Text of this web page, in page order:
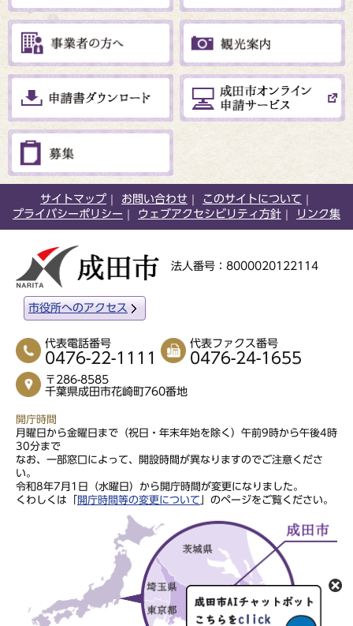
サイトマップ お問い合わせ
このサイトについて
プライバシーポリシー
ウェブアクセシビリティ方針 リンク集
法人番号：8000020122114
市役所へのアクセス
代表電話番号
0476-22-1111
代表ファクス番号
0476-24-1655
〒286-8585
千葉県成田市花崎町760番地
開庁時間
月曜日から金曜日まで（祝日・年末年始を除く）午前9時から午後4時
30分まで
なお、一部窓口によって、開設時間が異なりますのでご注意くださ
い。
令和8年7月1日（水曜日）から開庁時間が変更になりました。
くわしくは「
開庁時間等の変更について 」のページをご覧ください。